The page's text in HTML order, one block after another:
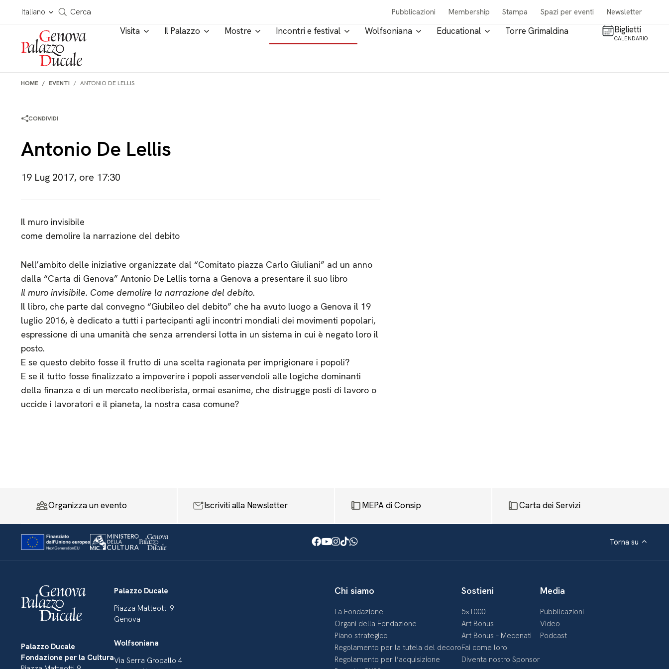
Salta al contenuto
Italiano
Cerca in tutto il sito
Cerca Pubblicazioni Membership Stampa Spazi per eventi Newsletter
Visita Il Palazzo Mostre Incontri e festival Wolfsoniana Educational Torre Grimaldina Biglietti
CALENDARIO
HOME EVENTI ANTONIO DE LELLIS
CONDIVIDI
Antonio De Lellis
19 Lug 2017, ore 17:30
Il muro invisibile
come demolire la narrazione del debito
Nell’ambito delle iniziative organizzate dal “Comitato piazza Carlo Giuliani” ad un anno
dalla “Carta di Genova” Antonio De Lellis torna a Genova a presentare il suo libro
Il muro invisibile. Come demolire la narrazione del debito.
Il libro, che parte dal convegno “Giubileo del debito” che ha avuto luogo a Genova il 19
luglio 2016, è dedicato a tutti i partecipanti agli incontri mondiali dei movimenti popolari,
espressione di una umanità che senza arrendersi lotta in un sistema in cui è negato loro il
posto.
E se questo debito fosse il frutto di una scelta ragionata per imprigionare i popoli?
E se il tutto fosse finalizzato a impoverire i popoli asservendoli alle logiche dominanti
della finanza e di un mercato neoliberista, ormai esanime, che distrugge posti di lavoro o
uccide i lavoratori e il pianeta, la nostra casa comune?
Organizza un evento Iscriviti alla Newsletter MEPA di Consip Carta dei Servizi
Facebook
Youtube
Instagram
TikTok
WhatsApp Torna su
Palazzo Ducale
Fondazione per la Cultura
Palazzo Ducale
Piazza Matteotti 9
Genova
Wolfsoniana
Via Serra Gropallo 4
Chi siamo
La Fondazione
Organi della Fondazione
Piano strategico
Regolamento per la tutela del decoro
Regolamento per l’acquisizione
Sostieni
5×1000
Art Bonus
Art Bonus – Mecenati
Fai come loro
Diventa nostro Sponsor
Media
Pubblicazioni
Video
Podcast